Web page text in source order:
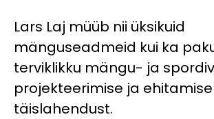
Lars Laj müüb nii üksikuid
mänguseadmeid kui ka
terviklikku mängu- ja
projekteerimise ja ehitamise
täislahendust.